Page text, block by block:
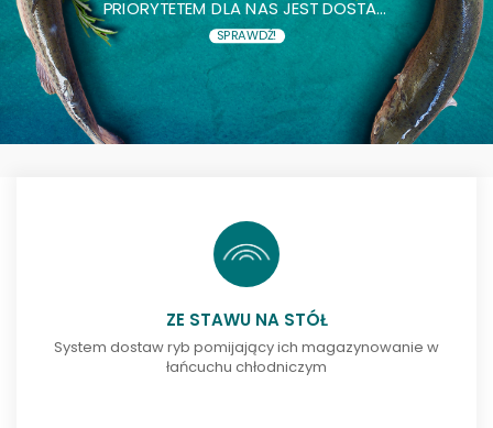
PRIORYTETEM DLA NAS JEST DOSTARCZAĆ KLIENTOM NAJŚWIEŻSZE PRODUKTY.
SPRAWDŹ!
ZE STAWU NA STÓŁ
System dostaw ryb pomijający ich magazynowanie w
łańcuchu chłodniczym